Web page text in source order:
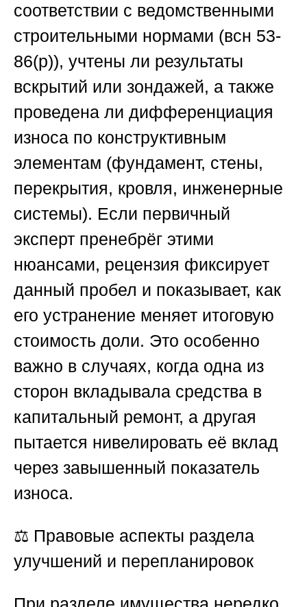
соответствии с ведомственными
строительными нормами (всн 53-
86(р)), учтены ли результаты
вскрытий или зондажей, а также
проведена ли дифференциация
износа по конструктивным
элементам (фундамент, стены,
перекрытия, кровля, инженерные
системы). Если первичный
эксперт пренебрёг этими
нюансами, рецензия фиксирует
данный пробел и показывает, как
его устранение меняет итоговую
стоимость доли. Это особенно
важно в случаях, когда одна из
сторон вкладывала средства в
капитальный ремонт, а другая
пытается нивелировать её вклад
через завышенный показатель
износа.
⚖️ Правовые аспекты раздела
улучшений и перепланировок